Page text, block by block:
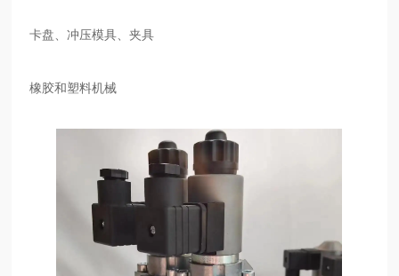
卡盘、冲压模具、夹具
橡胶和塑料机械